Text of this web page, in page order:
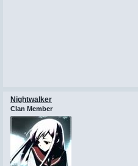
Nightwalker
Clan Member